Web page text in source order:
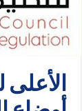
الأعلى